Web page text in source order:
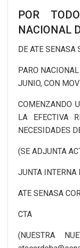
POR
NACIONAL
DE ATE SENASA
PARO
JUNIO, CON
COMENZANDO
LA EFECTIVA
NECESIDADES
(SE ADJUNTA
JUNTA INTERNA
ATE SENASA
CTA
(NUESTRA